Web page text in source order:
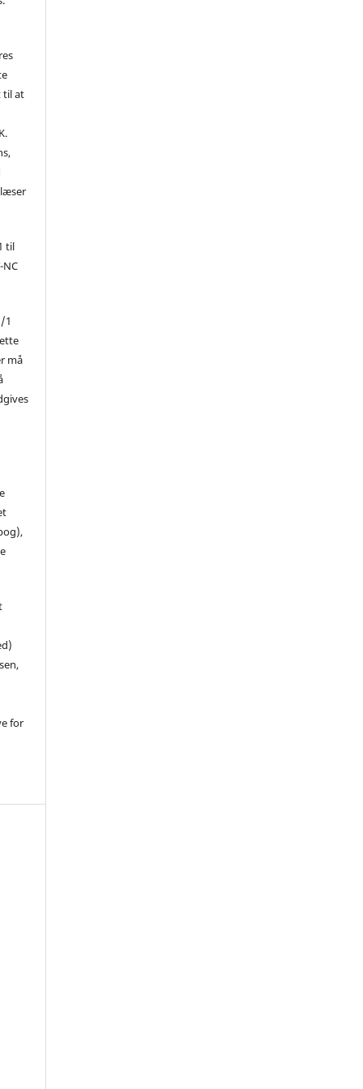
til at
til
NC
1
må
for